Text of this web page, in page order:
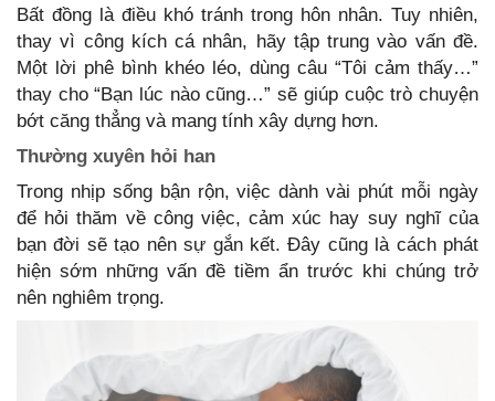
Bất đồng là điều khó tránh trong hôn nhân. Tuy nhiên,
thay vì công kích cá nhân, hãy tập trung vào vấn đề.
Một lời phê bình khéo léo, dùng câu “Tôi cảm thấy…”
thay cho “Bạn lúc nào cũng…” sẽ giúp cuộc trò chuyện
bớt căng thẳng và mang tính xây dựng hơn.
Thường xuyên hỏi han
Trong nhịp sống bận rộn, việc dành vài phút mỗi ngày
để hỏi thăm về công việc, cảm xúc hay suy nghĩ của
bạn đời sẽ tạo nên sự gắn kết. Đây cũng là cách phát
hiện sớm những vấn đề tiềm ẩn trước khi chúng trở
nên nghiêm trọng.